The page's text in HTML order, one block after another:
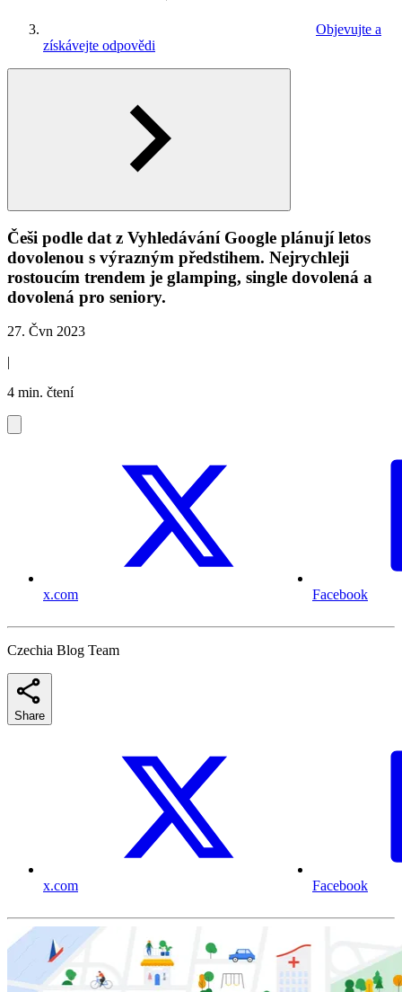
Objevujte a
získávejte odpovědi
Češi podle dat z Vyhledávání Google plánují letos
dovolenou s výrazným předstihem. Nejrychleji
rostoucím trendem je glamping, single dovolená a
dovolená pro seniory.
27. Čvn 2023
|
4 min. čtení
x.com Facebook
Czechia Blog Team
Share
x.com Facebook